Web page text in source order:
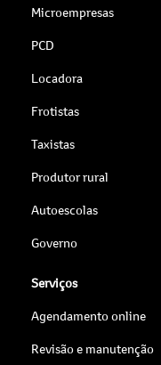
PCD
Locadora
Frotistas
Taxistas
Produtor rural
Autoescolas
Governo
Agendamento online
Revisão e manutenção
Peças